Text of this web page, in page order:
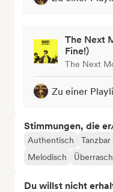
The Next
Fine!)
The Next
Zu einer
Stimmungen, die
Authentisch Tanzbar
Melodisch
Du willst nicht